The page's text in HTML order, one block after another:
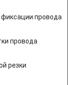
провода
провода
резки